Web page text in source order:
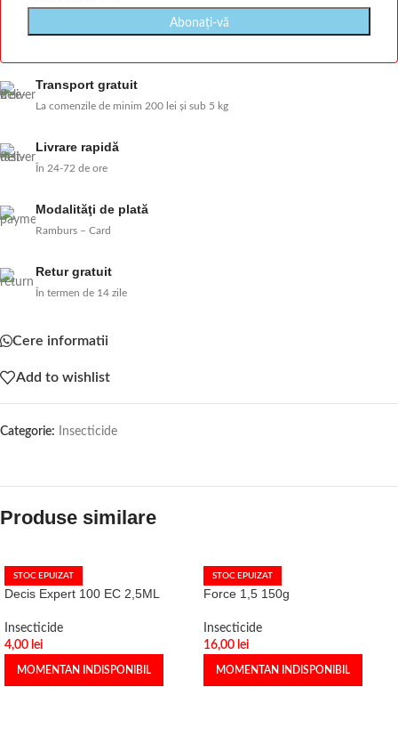
Transport gratuit
La comenzile de minim 200 lei și sub 5 kg
Livrare rapidă
În 24-72 de ore
Modalităţi de plată
Ramburs – Card
Retur gratuit
În termen de 14 zile
Cere informatii
Add to wishlist
Categorie: Insecticide
Produse similare
STOC EPUIZAT
Decis Expert 100 EC 2,5ML
Insecticide
4,00 lei
MOMENTAN INDISPONIBIL
STOC EPUIZAT
Force 1,5 150g
Insecticide
16,00 lei
MOMENTAN INDISPONIBIL